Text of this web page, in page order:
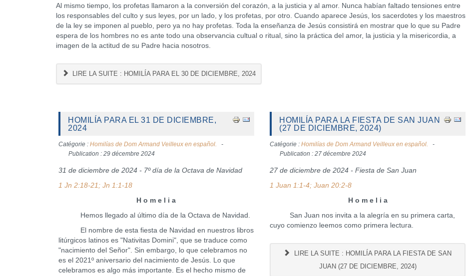
Al mismo tiempo, los profetas llamaron a la conversión del corazón, a la justicia y al amor. Nunca habían faltado tensiones entre
los responsables del culto y sus leyes, por un lado, y los profetas, por otro. Cuando aparece Jesús, los sacerdotes y los maestros
de la ley se imponen al pueblo, pero ya no hay profetas. Toda la enseñanza de Jesús consistirá en mostrar que lo que su Padre
espera de los hombres no es ante todo una observancia cultual o ritual, sino la práctica del amor, la justicia y la misericordia, a
imagen de la actitud de su Padre hacia nosotros.
LIRE LA SUITE : HOMILÍA PARA EL 30 DE DICIEMBRE, 2024
HOMILÍA PARA EL 31 DE DICIEMBRE,
2024
Catégorie : Homilías de Dom Armand Veilleux en español.
Publication : 29 décembre 2024
31 de diciembre de 2024 - 7º día de la Octava de Navidad
1 Jn 2:18-21; Jn 1:1-18
H o m e l i a
Hemos llegado al último día de la Octava de Navidad.
El nombre de esta fiesta de Navidad en nuestros libros
litúrgicos latinos es "Nativitas Domini", que se traduce como
"nacimiento del Señor". Sin embargo, lo que celebramos no
es el 2021º aniversario del nacimiento de Jesús. Lo que
celebramos es algo más importante. Es el hecho mismo de
HOMILÍA PARA LA FIESTA DE SAN JUAN
(27 DE DICIEMBRE, 2024)
Catégorie :Homilías de Dom Armand Veilleux en español.
Publication : 27 décembre 2024
27 de diciembre de 2024 - Fiesta de San Juan
1 Juan 1:1-4; Juan 20:2-8
H o m e l i a
San Juan nos invita a la alegría en su primera carta,
cuyo comienzo leemos como primera lectura.
LIRE LA SUITE : HOMILÍA PARA LA FIESTA DE SAN
JUAN (27 DE DICIEMBRE, 2024)